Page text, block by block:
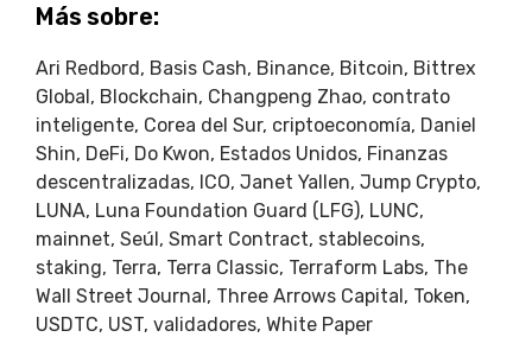
Más sobre:
Ari Redbord, Basis Cash, Binance, Bitcoin, Bittrex
Global, Blockchain, Changpeng Zhao, contrato
inteligente, Corea del Sur, criptoeconomía, Daniel
Shin, DeFi, Do Kwon, Estados Unidos, Finanzas
descentralizadas, ICO, Janet Yallen, Jump Crypto,
LUNA, Luna Foundation Guard (LFG), LUNC,
mainnet, Seúl, Smart Contract, stablecoins,
staking, Terra, Terra Classic, Terraform Labs, The
Wall Street Journal, Three Arrows Capital, Token,
USDTC, UST, validadores, White Paper